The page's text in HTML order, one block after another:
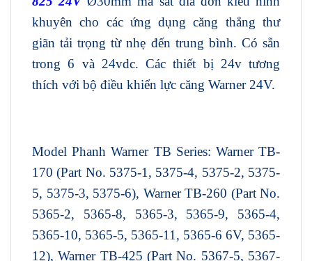
khuyên cho các ứng dụng căng thẳng thư
giãn tải trọng từ nhẹ đến trung bình. Có sẵn
trong 6 và 24vdc. Các thiết bị 24v tương
thích với bộ điều khiển lực căng Warner 24V.
Model Phanh Warner TB Series: Warner TB-
170 (Part No. 5375-1, 5375-4, 5375-2, 5375-
5, 5375-3, 5375-6), Warner TB-260 (Part No.
5365-2, 5365-8, 5365-3, 5365-9, 5365-4,
5365-10, 5365-5, 5365-11, 5365-6 6V, 5365-
12), Warner TB-425 (Part No. 5367-5, 5367-